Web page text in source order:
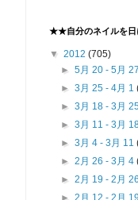
★★自分のネイルを
▼ 2012 (705)
►5月 20 - 5月
►3月 25 - 4月 1
►3月 18 - 3月
►3月 11 - 3月
►3月 4 - 3月 11
►2月 26 - 3月 4
►2月 19 - 2月